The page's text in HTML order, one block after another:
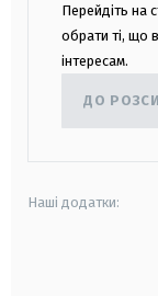
Перейдіть на
обрати ті, що
інтересам.
ДО
Наші додатки: